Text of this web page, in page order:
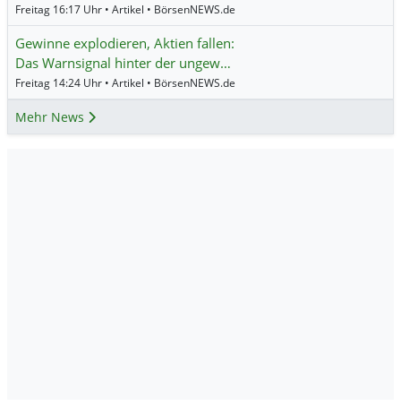
Freitag 16:17 Uhr • Artikel • BörsenNEWS.de
Gewinne explodieren, Aktien fallen:
Das Warnsignal hinter der ungew…
Freitag 14:24 Uhr • Artikel • BörsenNEWS.de
Mehr News